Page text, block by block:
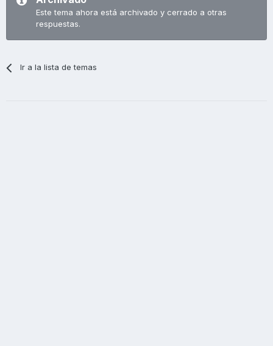
Este tema ahora está archivado y cerrado a otras
respuestas.
Ir a la lista de temas